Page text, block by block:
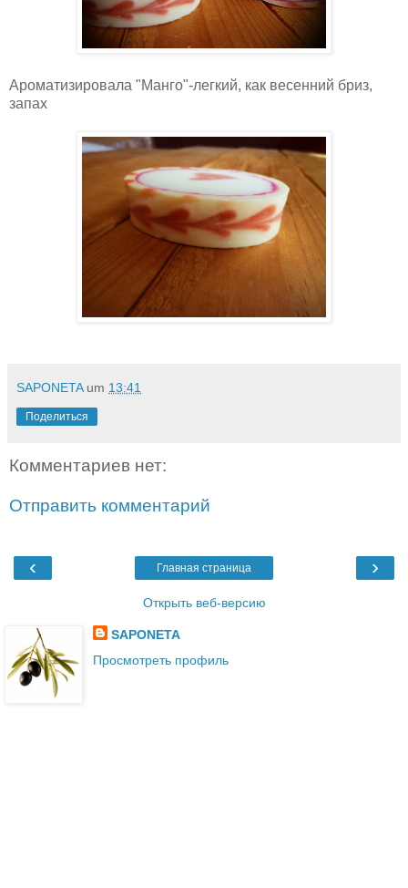
Ароматизировала "Манго"-легкий, как весенний бриз,
запах
SAPONETA um 13:41
Поделиться
Комментариев нет:
Отправить комментарий
‹ ›
Главная страница
Открыть веб-версию
SAPONETA
Просмотреть профиль